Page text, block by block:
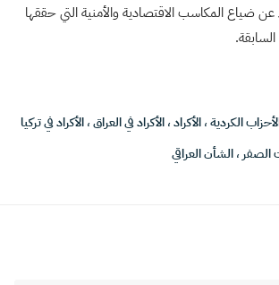
ضياع المكاسب الاقتصادية والأمنية التي حققها
الكردية،الأكراد،الأكراد في العراق،الأكراد في تركيا
الصفر ،الشأن العراقي